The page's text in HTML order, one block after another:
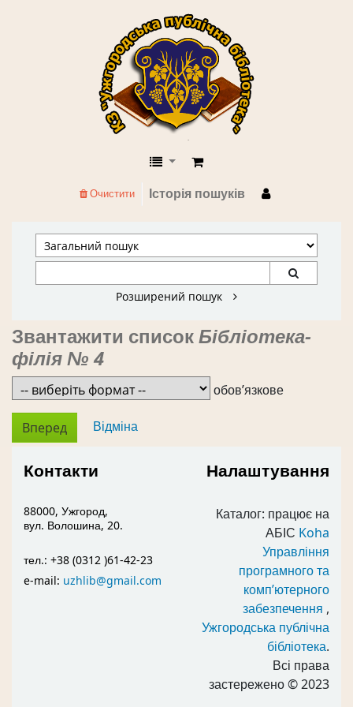
КЗ "Ужгородська публічна
Історія пошуків
Очистити
Розширений пошук
Звантажити списокБібліотека-
філія № 4
обов’язкове
Відміна
Контакти
88000, Ужгород,
вул. Волошина, 20.
тел.: +38 (0312 )61-42-23
e-mail: uzhlib@gmail.com
Налаштування
Каталог: працює на
АБІС Koha
Управління
програмного та
комп’ютерного
забезпечення ,
Ужгородська публічна
бібліотека.
Всі права
застережено© 2023